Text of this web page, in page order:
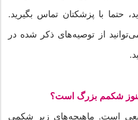
حتما با پزشكتان تماس بگیرید.
از توصیه‌های ذکر شده در
است. ماهیچه‌های زیر شكمی